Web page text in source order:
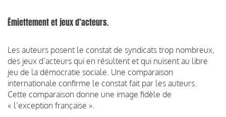
Émiettement et jeux d’acteurs.
Les auteurs posent le constat de syndicats trop nombreux,
des jeux d’acteurs qui en résultent et qui nuisent au libre
jeu de la démocratie sociale. Une comparaison
internationale confirme le constat fait par les auteurs.
Cette comparaison donne une image fidèle de
« l’exception française ».